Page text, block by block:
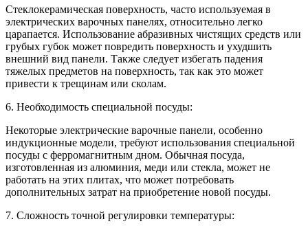
Стеклокерамическая поверхность, часто используемая в
электрических варочных панелях, относительно легко
царапается. Использование абразивных чистящих средств или
грубых губок может повредить поверхность и ухудшить
внешний вид панели. Также следует избегать падения
тяжелых предметов на поверхность, так как это может
привести к трещинам или сколам.
6. Необходимость специальной посуды:
Некоторые электрические варочные панели, особенно
индукционные модели, требуют использования специальной
посуды с ферромагнитным дном. Обычная посуда,
изготовленная из алюминия, меди или стекла, может не
работать на этих плитах, что может потребовать
дополнительных затрат на приобретение новой посуды.
7. Сложность точной регулировки температуры: